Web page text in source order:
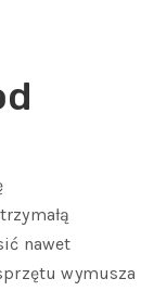
nawet
wymusza